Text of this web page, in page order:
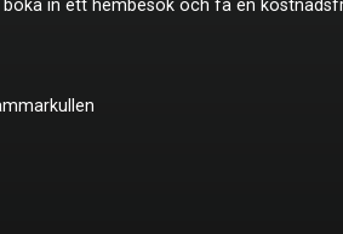
in ett hembesök och få en